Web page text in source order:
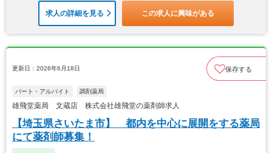
求人の詳細を見る この求人に興味がある
更新日：2026年6月18日 保存する
パート・アルバイト 調剤薬局
雄飛堂薬局 文蔵店 株式会社雄飛堂の薬剤師求人
【埼玉県さいたま市】 都内を中心に展開をする薬局
にて薬剤師募集！